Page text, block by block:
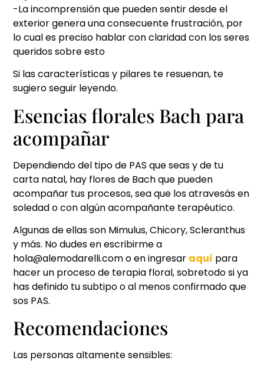
-La incomprensión que pueden sentir desde el
exterior genera una consecuente frustración, por
lo cual es preciso hablar con claridad con los seres
queridos sobre esto
Si las características y pilares te resuenan, te
sugiero seguir leyendo.
Esencias florales Bach para
acompañar
Dependiendo del tipo de PAS que seas y de tu
carta natal, hay flores de Bach que pueden
acompañar tus procesos, sea que los atravesás en
soledad o con algún acompañante terapéutico.
Algunas de ellas son Mimulus, Chicory, Scleranthus
y más. No dudes en escribirme a
hola@alemodarelli.com o en ingresar aquí para
hacer un proceso de terapia floral, sobretodo si ya
has definido tu subtipo o al menos confirmado que
sos PAS.
Recomendaciones
Las personas altamente sensibles: